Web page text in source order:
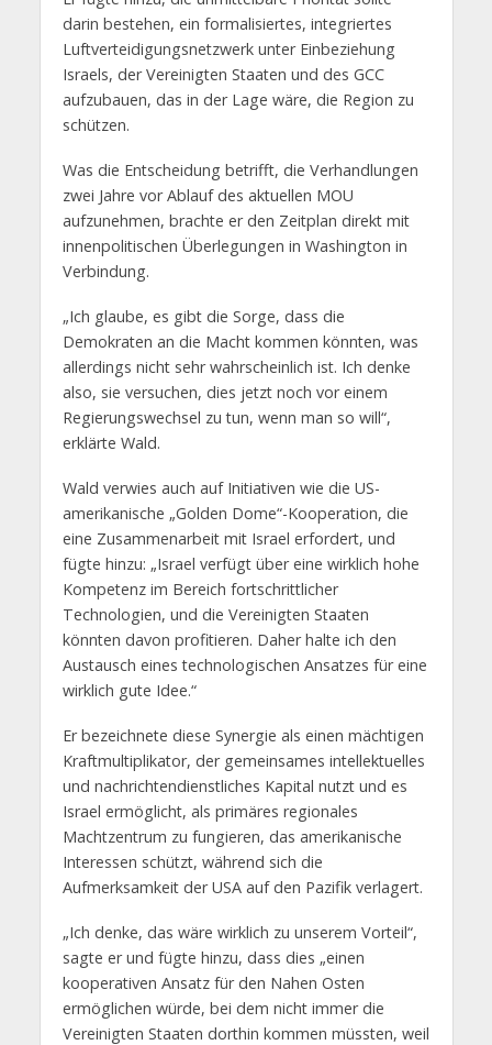
darin bestehen, ein formalisiertes, integriertes
Luftverteidigungsnetzwerk unter Einbeziehung
Israels, der Vereinigten Staaten und des GCC
aufzubauen, das in der Lage wäre, die Region zu
schützen.
Was die Entscheidung betrifft, die Verhandlungen
zwei Jahre vor Ablauf des aktuellen MOU
aufzunehmen, brachte er den Zeitplan direkt mit
innenpolitischen Überlegungen in Washington in
Verbindung.
„Ich glaube, es gibt die Sorge, dass die
Demokraten an die Macht kommen könnten, was
allerdings nicht sehr wahrscheinlich ist. Ich denke
also, sie versuchen, dies jetzt noch vor einem
Regierungswechsel zu tun, wenn man so will“,
erklärte Wald.
Wald verwies auch auf Initiativen wie die US-
amerikanische „Golden Dome“-Kooperation, die
eine Zusammenarbeit mit Israel erfordert, und
fügte hinzu: „Israel verfügt über eine wirklich hohe
Kompetenz im Bereich fortschrittlicher
Technologien, und die Vereinigten Staaten
könnten davon profitieren. Daher halte ich den
Austausch eines technologischen Ansatzes für eine
wirklich gute Idee.“
Er bezeichnete diese Synergie als einen mächtigen
Kraftmultiplikator, der gemeinsames intellektuelles
und nachrichtendienstliches Kapital nutzt und es
Israel ermöglicht, als primäres regionales
Machtzentrum zu fungieren, das amerikanische
Interessen schützt, während sich die
Aufmerksamkeit der USA auf den Pazifik verlagert.
„Ich denke, das wäre wirklich zu unserem Vorteil“,
sagte er und fügte hinzu, dass dies „einen
kooperativen Ansatz für den Nahen Osten
ermöglichen würde, bei dem nicht immer die
Vereinigten Staaten dorthin kommen müssten, weil